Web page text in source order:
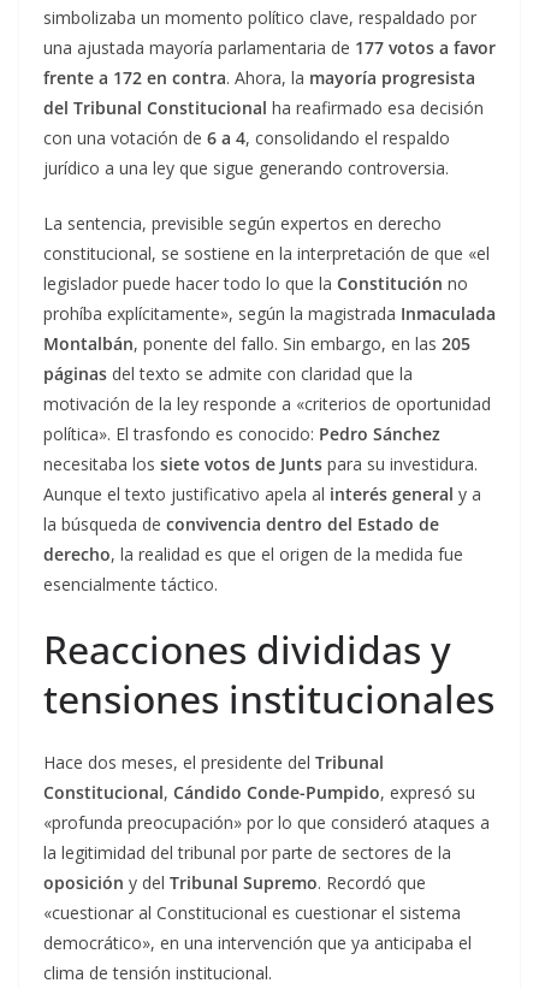
simbolizaba un momento político clave, respaldado por
una ajustada mayoría parlamentaria de 177 votos a favor
frente a 172 en contra. Ahora, la mayoría progresista
del Tribunal Constitucional ha reafirmado esa decisión
con una votación de 6 a 4, consolidando el respaldo
jurídico a una ley que sigue generando controversia.
La sentencia, previsible según expertos en derecho
constitucional, se sostiene en la interpretación de que «el
legislador puede hacer todo lo que la Constitución no
prohíba explícitamente», según la magistrada Inmaculada
Montalbán, ponente del fallo. Sin embargo, en las 205
páginas del texto se admite con claridad que la
motivación de la ley responde a «criterios de oportunidad
política». El trasfondo es conocido: Pedro Sánchez
necesitaba los siete votos de Junts para su investidura.
Aunque el texto justificativo apela al interés general y a
la búsqueda de convivencia dentro del Estado de
derecho, la realidad es que el origen de la medida fue
esencialmente táctico.
Reacciones divididas y
tensiones institucionales
Hace dos meses, el presidente del Tribunal
Constitucional, Cándido Conde-Pumpido, expresó su
«profunda preocupación» por lo que consideró ataques a
la legitimidad del tribunal por parte de sectores de la
oposición y del Tribunal Supremo. Recordó que
«cuestionar al Constitucional es cuestionar el sistema
democrático», en una intervención que ya anticipaba el
clima de tensión institucional.